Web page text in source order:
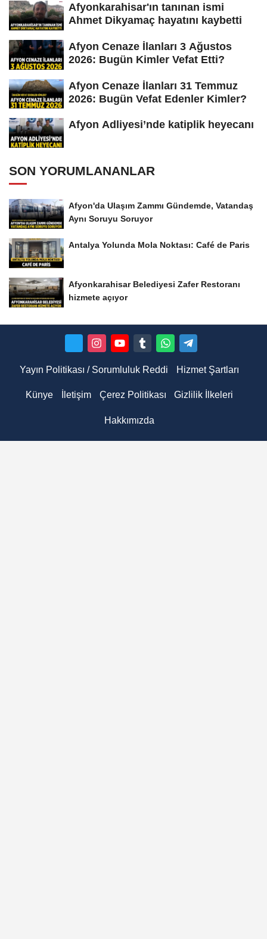
Afyonkarahisar'ın tanınan ismi
Ahmet Dikyamaç hayatını kaybetti
Afyon Cenaze İlanları 3 Ağustos
2026: Bugün Kimler Vefat Etti?
Afyon Cenaze İlanları 31 Temmuz
2026: Bugün Vefat Edenler Kimler?
Afyon Adliyesi’nde katiplik heyecanı
SON YORUMLANANLAR
Afyon'da Ulaşım Zammı Gündemde, Vatandaş
Aynı Soruyu Soruyor
Antalya Yolunda Mola Noktası: Café de Paris
Afyonkarahisar Belediyesi Zafer Restoranı
hizmete açıyor
Yayın Politikası / Sorumluluk Reddi Hizmet Şartları
Künye İletişim Çerez Politikası Gizlilik İlkeleri
Hakkımızda